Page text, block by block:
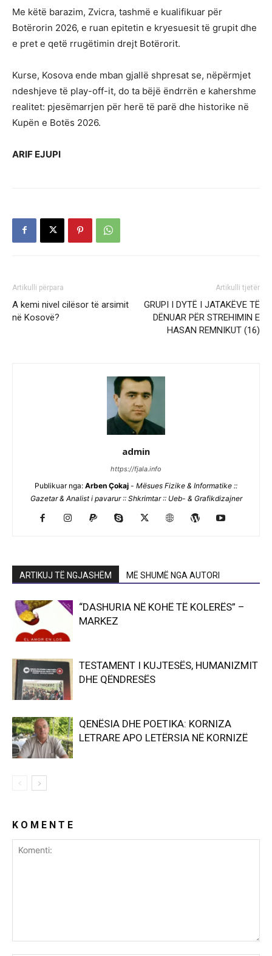
Me këtë barazim, Zvicra, tashmë e kualifikuar për
Botërorin 2026, e ruan epitetin e kryesuesit të grupit dhe
e pret e qetë rrugëtimin drejt Botërorit.
Kurse, Kosova ende mban gjallë shpresat se, nëpërmjet
ndeshjeve të play-off-it, do ta bëjë ëndrrën e kahershme
realitet: pjesëmarrjen për herë të parë dhe historike në
Kupën e Botës 2026.
ARIF EJUPI
Artikulli përpara
A kemi nivel cilësor të arsimit
në Kosovë?
Artikulli tjetër
GRUPI I DYTË I JATAKËVE TË
DËNUAR PËR STREHIMIN E
HASAN REMNIKUT (16)
admin
https://fjala.info
Publikuar nga: Arben Çokaj - Mësues Fizike & Informatike ::
Gazetar & Analist i pavarur :: Shkrimtar :: Ueb- & Grafikdizajner
ARTIKUJ TË NGJASHËM MË SHUMË NGA AUTORI
“DASHURIA NË KOHË TË KOLERËS” –
MARKEZ
TESTAMENT I KUJTESËS, HUMANIZMIT
DHE QËNDRESËS
QENËSIA DHE POETIKA: KORNIZA
LETRARE APO LETËRSIA NË KORNIZË
K O M E N T E